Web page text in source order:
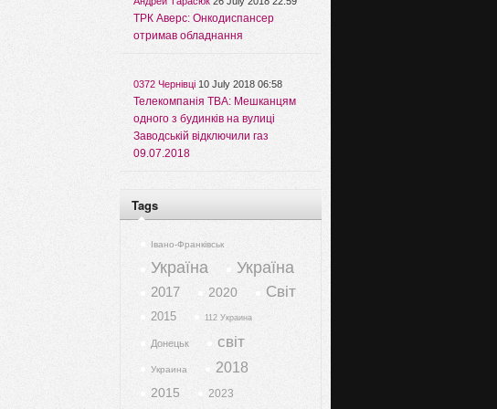
ТРК Аверс: Онкодиспансер
отримав обладнання
0372 Чернівці 10 July 2018 06:58
Телекомпанія ТВА: Мешканцям
одного з будинків на вулиці
Заводській відключили газ
09.07.2018
Tags
Івано-Франківськ
Україна Україна
2017 2020 Світ
2015 112 Украина
Донецьк світ
Украина 2018
2015 2023